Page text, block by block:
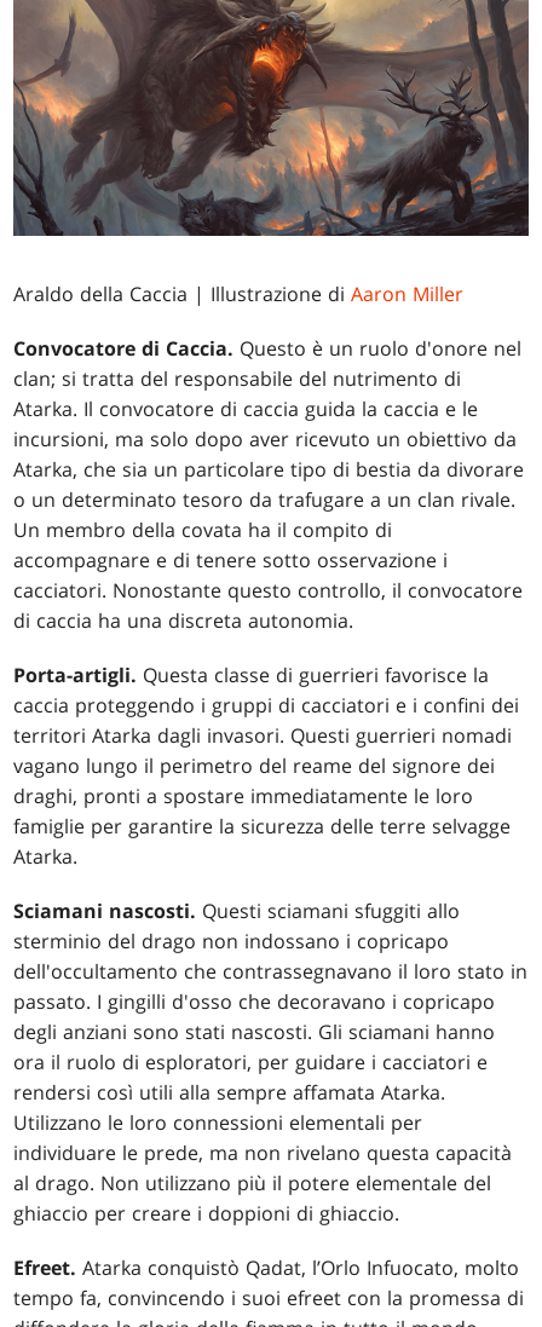
Araldo della Caccia | Illustrazione diAaron Miller
Convocatore di Caccia. Questo è un ruolo d'onore nel
clan; si tratta del responsabile del nutrimento di
Atarka. Il convocatore di caccia guida la caccia e le
incursioni, ma solo dopo aver ricevuto un obiettivo da
Atarka, che sia un particolare tipo di bestia da divorare
o un determinato tesoro da trafugare a un clan rivale.
Un membro della covata ha il compito di
accompagnare e di tenere sotto osservazione i
cacciatori. Nonostante questo controllo, il convocatore
di caccia ha una discreta autonomia.
Porta-artigli. Questa classe di guerrieri favorisce la
caccia proteggendo i gruppi di cacciatori e i confini dei
territori Atarka dagli invasori. Questi guerrieri nomadi
vagano lungo il perimetro del reame del signore dei
draghi, pronti a spostare immediatamente le loro
famiglie per garantire la sicurezza delle terre selvagge
Atarka.
Sciamani nascosti. Questi sciamani sfuggiti allo
sterminio del drago non indossano i copricapo
dell'occultamento che contrassegnavano il loro stato in
passato. I gingilli d'osso che decoravano i copricapo
degli anziani sono stati nascosti. Gli sciamani hanno
ora il ruolo di esploratori, per guidare i cacciatori e
rendersi così utili alla sempre affamata Atarka.
Utilizzano le loro connessioni elementali per
individuare le prede, ma non rivelano questa capacità
al drago. Non utilizzano più il potere elementale del
ghiaccio per creare i doppioni di ghiaccio.
Efreet.Atarka conquistò Qadat, l’Orlo Infuocato, molto
tempo fa, convincendo i suoi efreet con la promessa di